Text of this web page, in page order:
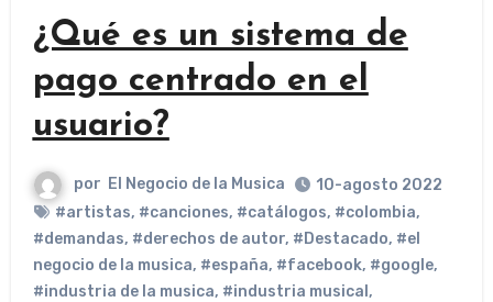
¿Qué es un sistema de
pago centrado en el
usuario?
por El Negocio de la Musica
10-agosto 2022
#artistas, #canciones, #catálogos, #colombia,
#demandas, #derechos de autor, #Destacado, #el
negocio de la musica, #españa, #facebook, #google,
#industria de la musica, #industria musical ,